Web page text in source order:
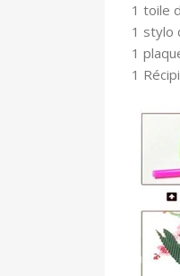
1 toile
1 stylo
1
1